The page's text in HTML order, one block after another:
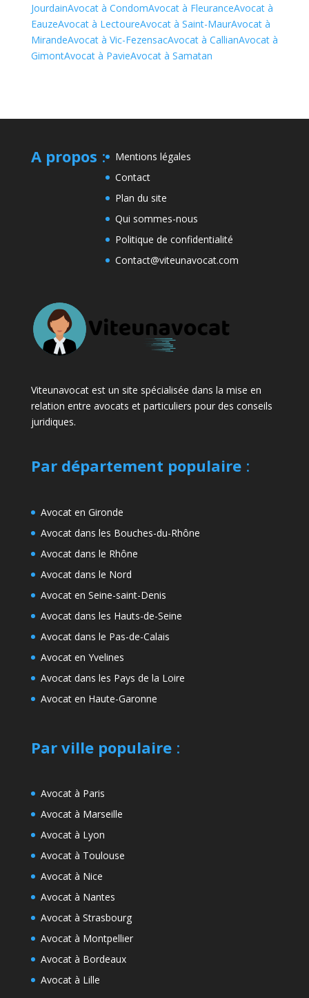
JourdainAvocat à CondomAvocat à FleuranceAvocat à
EauzeAvocat à LectoureAvocat à Saint-MaurAvocat à
MirandeAvocat à Vic-FezensacAvocat à CallianAvocat à
GimontAvocat à PavieAvocat à Samatan
A propos :
Mentions légales
Contact
Plan du site
Qui sommes-nous
Politique de confidentialité
Contact@viteunavocat.com
Viteunavocat est un site spécialisée dans la mise en
relation entre avocats et particuliers pour des conseils
juridiques.
Par département populaire:
Avocat en Gironde
Avocat dans les Bouches-du-Rhône
Avocat dans le Rhône
Avocat dans le Nord
Avocat en Seine-saint-Denis
Avocat dans les Hauts-de-Seine
Avocat dans le Pas-de-Calais
Avocat en Yvelines
Avocat dans les Pays de la Loire
Avocat en Haute-Garonne
Par ville populaire:
Avocat à Paris
Avocat à Marseille
Avocat à Lyon
Avocat à Toulouse
Avocat à Nice
Avocat à Nantes
Avocat à Strasbourg
Avocat à Montpellier
Avocat à Bordeaux
Avocat à Lille